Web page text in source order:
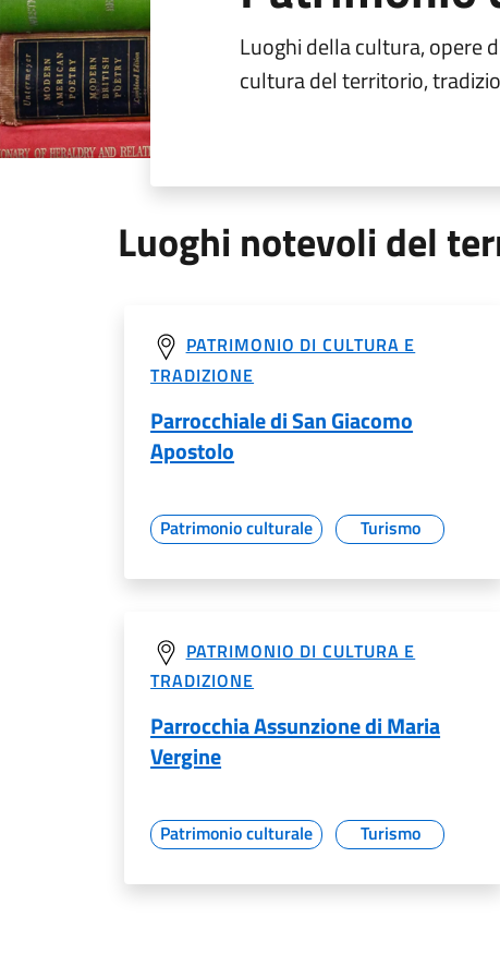
Luoghi della cultura, opere
cultura del territorio,
Luoghi notevoli del
PATRIMONIO DI CULTURA E
TRADIZIONE
Parrocchiale di San Giacomo
Apostolo
Patrimonio culturale Turismo
PATRIMONIO DI CULTURA E
TRADIZIONE
Parrocchia Assunzione di Maria
Vergine
Patrimonio culturale Turismo